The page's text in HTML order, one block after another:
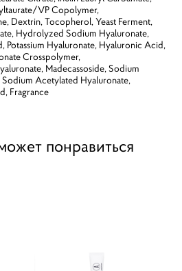
VP Copolymer,
Dextrin, Tocopherol, Yeast Ferment,
Hydrolyzed Sodium Hyaluronate,
Hyaluronate, Hyaluronic Acid,
Crosspolymer,
Madecassoside, Sodium
Acetylated Hyaluronate,
Fragrance
понравиться